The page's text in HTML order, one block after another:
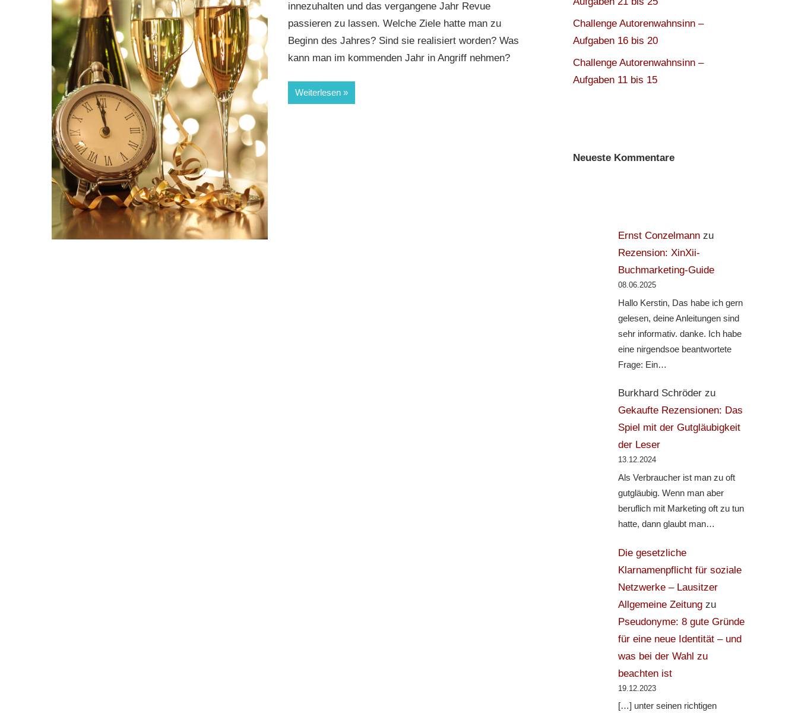
innezuhalten und das vergangene Jahr Revue
passieren zu lassen. Welche Ziele hatte man zu
Beginn des Jahres? Sind sie realisiert worden? Was
kann man im kommenden Jahr in Angriff nehmen?
Weiterlesen
Challenge Autorenwahnsinn –
Aufgaben 16 bis 20
Challenge Autorenwahnsinn –
Aufgaben 11 bis 15
Neueste Kommentare
Ernst Conzelmann zu
Rezension: XinXii-
Buchmarketing-Guide
08.06.2025
Hallo Kerstin, Das habe ich gern
gelesen, deine Anleitungen sind
sehr informativ. danke. Ich habe
eine nirgendsoe beantwortete
Frage: Ein…
Burkhard Schröder zu
Gekaufte Rezensionen: Das
Spiel mit der Gutgläubigkeit
der Leser
13.12.2024
Als Verbraucher ist man zu oft
gutgläubig. Wenn man aber
beruflich mit Marketing oft zu tun
hatte, dann glaubt man…
Die gesetzliche
Klarnamenpflicht für soziale
Netzwerke – Lausitzer
Allgemeine Zeitung zu
Pseudonyme: 8 gute Gründe
für eine neue Identität – und
was bei der Wahl zu
beachten ist
19.12.2023
[…] unter seinen richtigen